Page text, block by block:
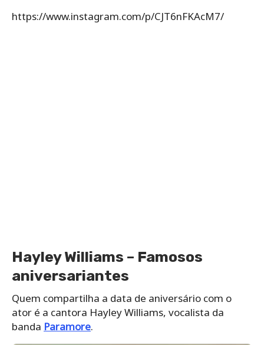
https://www.instagram.com/p/CJT6nFKAcM7/
Hayley Williams – Famosos
aniversariantes
Quem compartilha a data de aniversário com o
ator é a cantora Hayley Williams, vocalista da
banda Paramore.